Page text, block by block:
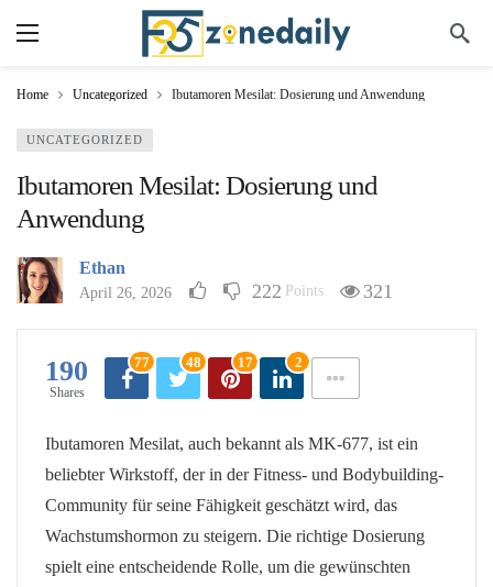
Home Uncategorized Ibutamoren Mesilat: Dosierung und Anwendung
UNCATEGORIZED
Ibutamoren Mesilat: Dosierung und
Anwendung
Ethan
April 26, 2026 222 Points 321
190
Shares
77 48 17 2
Ibutamoren Mesilat, auch bekannt als MK-677, ist ein
beliebter Wirkstoff, der in der Fitness- und Bodybuilding-
Community für seine Fähigkeit geschätzt wird, das
Wachstumshormon zu steigern. Die richtige Dosierung
spielt eine entscheidende Rolle, um die gewünschten